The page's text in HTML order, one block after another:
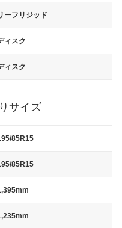
ーフリジッド
ィスク
ィスク
サイズ
85R15
85R15